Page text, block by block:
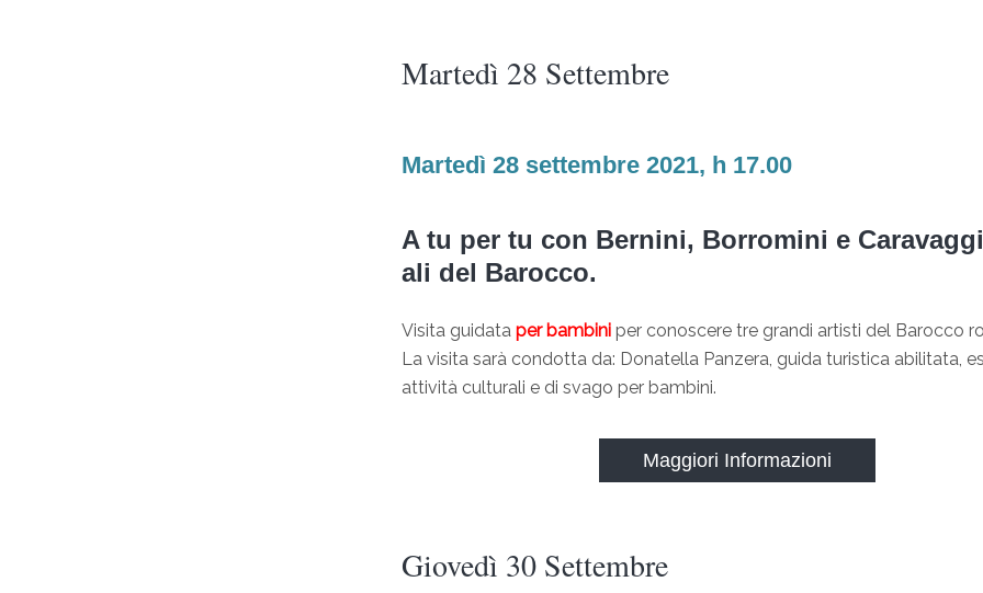
Martedì 28 Settembre
Martedì 28 settembre 2021, h 17.00
A tu per tu con Bernini, Borromini e
ali del Barocco.
Visita guidata per bambini per conoscere tre grandi artisti del Barocco
La visita sarà condotta da: Donatella Panzera, guida turistica abilitata,
attività culturali e di svago per bambini.
Maggiori Informazioni
Giovedì 30 Settembre